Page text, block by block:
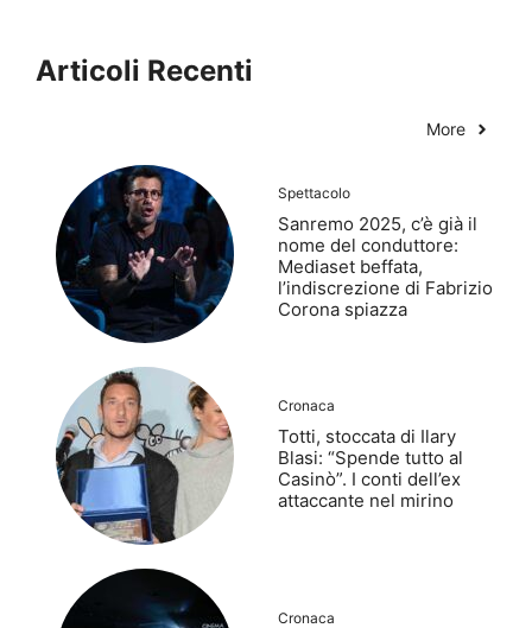
Articoli Recenti
More
Spettacolo
Sanremo 2025, c’è già il
nome del conduttore:
Mediaset beffata,
l’indiscrezione di Fabrizio
Corona spiazza
Cronaca
Totti, stoccata di Ilary
Blasi: “Spende tutto al
Casinò”. I conti dell’ex
attaccante nel mirino
Cronaca